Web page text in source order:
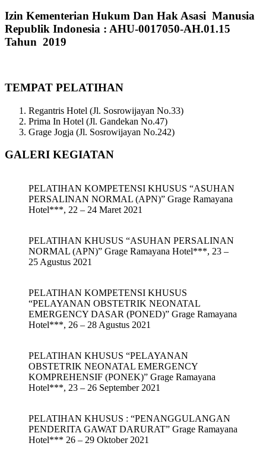
Izin Kementerian Hukum Dan Hak Asasi Manusia
Republik Indonesia : AHU-0017050-AH.01.15
Tahun 2019
TEMPAT PELATIHAN
Regantris Hotel (Jl. Sosrowijayan No.33)
Prima In Hotel (Jl. Gandekan No.47)
Grage Jogja (Jl. Sosrowijayan No.242)
GALERI KEGIATAN
PELATIHAN KOMPETENSI KHUSUS “ASUHAN
PERSALINAN NORMAL (APN)” Grage Ramayana
Hotel***, 22 – 24 Maret 2021
PELATIHAN KHUSUS “ASUHAN PERSALINAN
NORMAL (APN)” Grage Ramayana Hotel***, 23 –
25 Agustus 2021
PELATIHAN KOMPETENSI KHUSUS
“PELAYANAN OBSTETRIK NEONATAL
EMERGENCY DASAR (PONED)” Grage Ramayana
Hotel***, 26 – 28 Agustus 2021
PELATIHAN KHUSUS “PELAYANAN
OBSTETRIK NEONATAL EMERGENCY
KOMPREHENSIF (PONEK)” Grage Ramayana
Hotel***, 23 – 26 September 2021
PELATIHAN KHUSUS : “PENANGGULANGAN
PENDERITA GAWAT DARURAT” Grage Ramayana
Hotel*** 26 – 29 Oktober 2021